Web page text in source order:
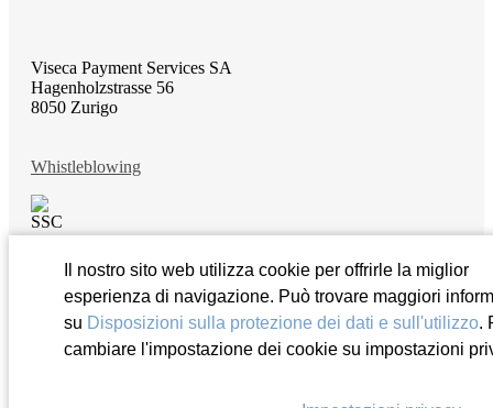
Il nostro sito web utilizza cookie per offrirle la miglior
esperienza di navigazione. Può trovare maggiori
su Disposizioni sulla protezione dei dati e sull'utilizzo.
cambiare l'impostazione dei cookie su impostazioni
Viseca Payment Services SA
Hagenholzstrasse 56
8050 Zurigo
Whistleblowing
© 2026 Viseca Payment Services SA
Disposizioni sulla protezione dei dati e sull’utilizzo
Note legali
Impressum